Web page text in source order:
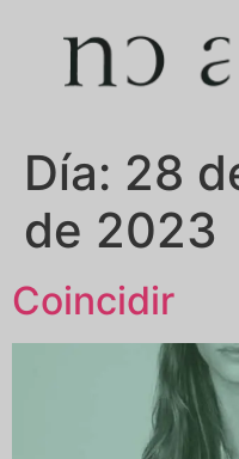
Día: 28
de 2023
Coincidir